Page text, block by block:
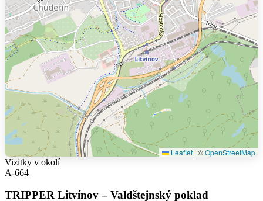
Leaflet | ©OpenStreetMap
Vizitky v okolí
A-664
TRIPPER Litvínov – Valdštejnský poklad